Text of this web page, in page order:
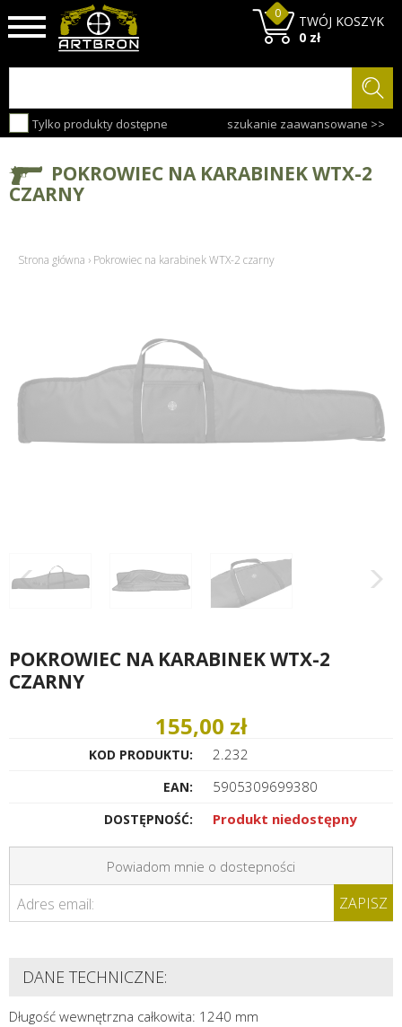
Tylko produkty dostępne szukanie zaawansowane >>
TWÓJ KOSZYK
0
0 zł
POKROWIEC NA KARABINEK WTX-2
CZARNY
Strona główna › Pokrowiec na karabinek WTX-2 czarny
POKROWIEC NA KARABINEK WTX-2
CZARNY
155,00 zł
KOD PRODUKTU: 2.232
EAN: 5905309699380
DOSTĘPNOŚĆ: Produkt niedostępny
Powiadom mnie o dostepności
Adres email: ZAPISZ
DANE TECHNICZNE:
Długość wewnętrzna całkowita: 1240 mm